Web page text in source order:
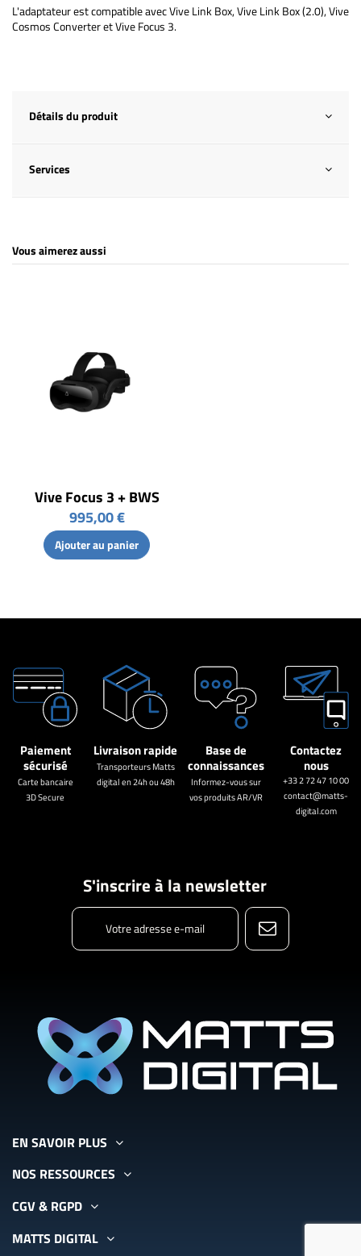
L'adaptateur est compatible avec Vive Link Box, Vive Link Box (2.0), Vive
Cosmos Converter et Vive Focus 3.
Détails du produit
Services
Vous aimerez aussi
Vive Focus 3 + BWS
995,00 €
Ajouter au panier
Paiement
sécurisé
Carte bancaire
3D Secure
Livraison rapide
Transporteurs Matts
digital en 24h ou 48h
Base de
connaissances
Informez-vous sur
vos produits AR/VR
Contactez
nous
+33 2 72 47 10 00
contact@matts-
digital.com
S'inscrire à la newsletter
EN SAVOIR PLUS
NOS RESSOURCES
CGV & RGPD
MATTS DIGITAL